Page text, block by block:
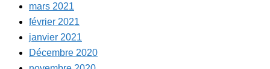
mars 2021
février 2021
janvier 2021
Décembre 2020